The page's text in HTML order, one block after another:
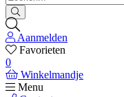
Aanmelden
Favorieten
0
Winkelmandje
Menu